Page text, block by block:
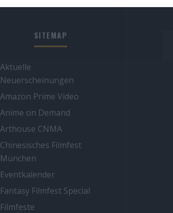
SITEMAP
Aktuelle
Neuerscheinungen
Amazon Prime Video
Anime on Demand
Arthouse CNMA
Chinesisches Filmfest
München
Eventkalender
Fantasy Filmfest Special
Filmfeste